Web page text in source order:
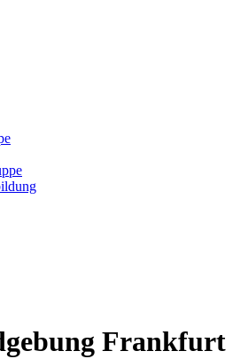
Frankfurt